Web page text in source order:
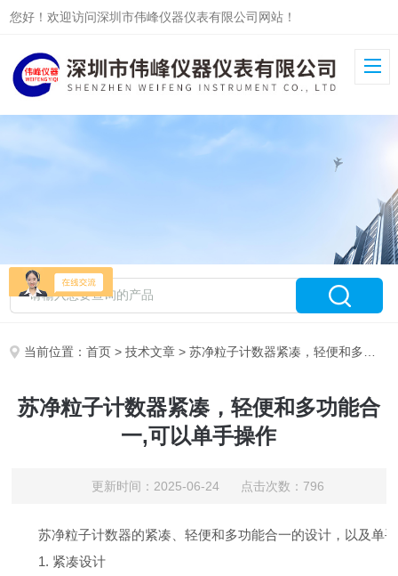
您好！欢迎访问深圳市伟峰仪器仪表有限公司网站！
当前位置：首页 >技术文章 > 苏净粒子计数器紧凑，轻便和多功能合一,可以单手操作
苏净粒子计数器紧凑，轻便和多功能合
一,可以单手操作
更新时间：2025-06-24 点击次数：796
苏净粒子计数器的紧凑、轻便和多功能合一的设计，以及单
1. 紧凑设计